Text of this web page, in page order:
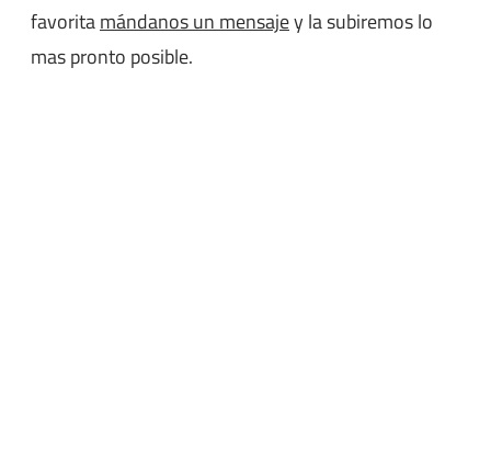
favoritamándanos un mensajey la subiremos lo
mas pronto posible.